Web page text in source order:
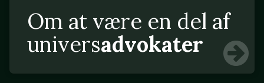
Om at være en del af
universadvokater